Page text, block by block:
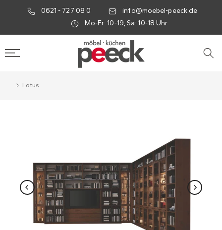
0621 - 727 08 0
info@moebel-peeck.de
Mo-Fr: 10-19, Sa: 10-18 Uhr
Lotus